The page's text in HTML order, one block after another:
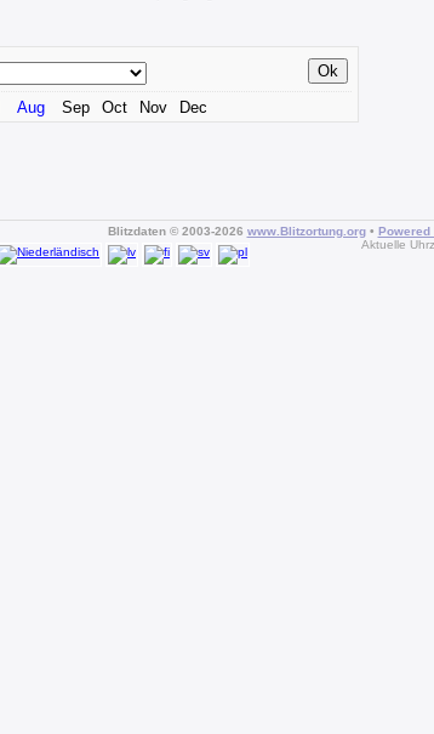
Aug Sep Oct Nov Dec
Blitzdaten © 2003-2026 www.Blitzortung.org• Powered
Aktuelle